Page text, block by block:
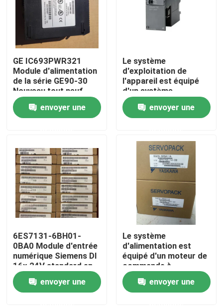
Maison
Produits
Au sujet de nous
Visite d'usine
Contactez-nous
Demandez une citation
Servomoteur industriel
Commandes servo industrielles
GE IC693PWR321
Module d'alimentation
de la série GE90-30
Nouveau tout neuf
envoyer une
Le système
d'exploitation de
l'appareil est équipé
d'un système
d'exploitation de
l'appareil, qui est
équipé d'un système
l'appareil.
envoyer une
6ES7131-6BH01-
0BA0 Module d'entrée
numérique Siemens DI
16x 24V standard en
courant continu
envoyer une
Le système
d'alimentation est
équipé d'un moteur de
commande à
commande
automatique.
envoyer une